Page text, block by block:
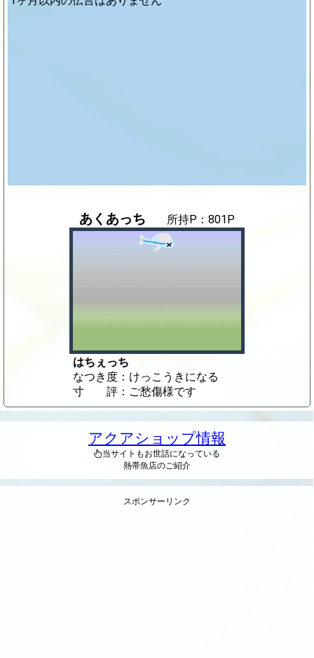
あくあっち 所持P：801P
はちぇっち
なつき度：けっこうきになる
寸 評：ご愁傷様です
アクアショップ情報
当サイトもお世話になっている
熱帯魚店のご紹介
スポンサーリンク